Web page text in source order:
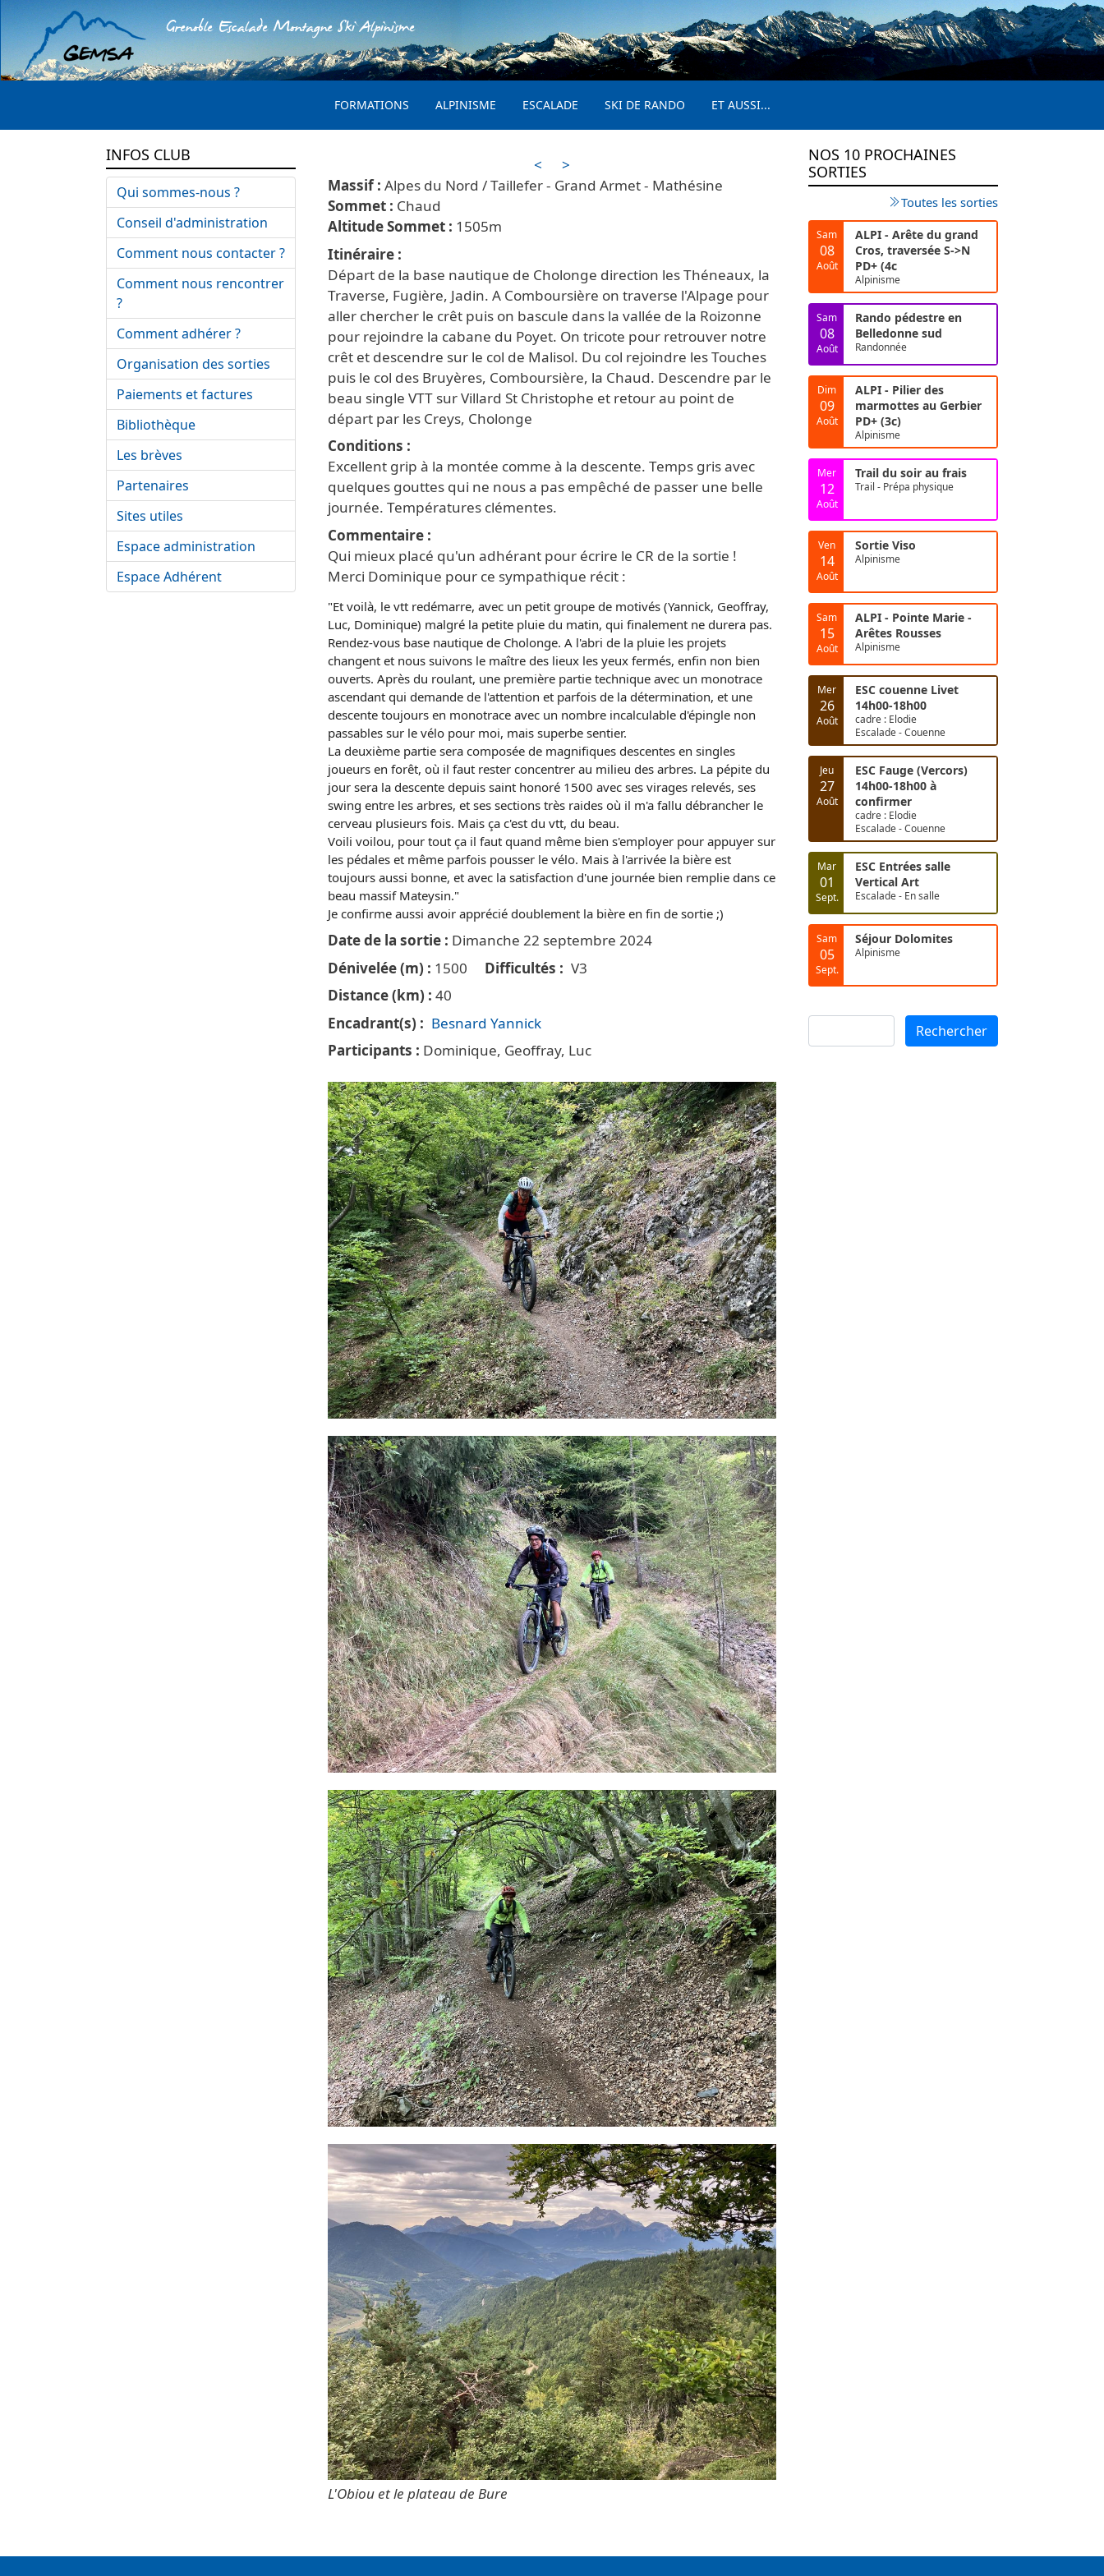
Aller au contenu principal
Grenoble Escalade Montagne Ski Alpinisme
FORMATIONS ALPINISME ESCALADE SKI DE RANDO ET AUSSI...
<
>
Alpes du Nord / Taillefer - Grand Armet - Mathésine
Chaud
1505
Itinéraire
Départ de la base nautique de Cholonge direction les Théneaux, la
Traverse, Fugière, Jadin. A Comboursière on traverse l'Alpage pour
aller chercher le crêt puis on bascule dans la vallée de la Roizonne
pour rejoindre la cabane du Poyet. On tricote pour retrouver notre
crêt et descendre sur le col de Malisol. Du col rejoindre les Touches
puis le col des Bruyères, Comboursière, la Chaud. Descendre par le
beau single VTT sur Villard St Christophe et retour au point de
départ par les Creys, Cholonge
Conditions
Excellent grip à la montée comme à la descente. Temps gris avec
quelques gouttes qui ne nous a pas empêché de passer une belle
journée. Températures clémentes.
Commentaire
Qui mieux placé qu'un adhérant pour écrire le CR de la sortie !
Merci Dominique pour ce sympathique récit :
"Et voilà, le vtt redémarre, avec un petit groupe de motivés (Yannick, Geoffray,
Luc, Dominique) malgré la petite pluie du matin, qui finalement ne durera pas.
Rendez-vous base nautique de Cholonge. A l'abri de la pluie les projets
changent et nous suivons le maître des lieux les yeux fermés, enfin non bien
ouverts. Après du roulant, une première partie technique avec un monotrace
ascendant qui demande de l'attention et parfois de la détermination, et une
descente toujours en monotrace avec un nombre incalculable d'épingle non
passables sur le vélo pour moi, mais superbe sentier.
La deuxième partie sera composée de magnifiques descentes en singles
joueurs en forêt, où il faut rester concentrer au milieu des arbres. La pépite du
jour sera la descente depuis saint honoré 1500 avec ses virages relevés, ses
swing entre les arbres, et ses sections très raides où il m'a fallu débrancher le
cerveau plusieurs fois. Mais ça c'est du vtt, du beau.
Voili voilou, pour tout ça il faut quand même bien s'employer pour appuyer sur
les pédales et même parfois pousser le vélo. Mais à l'arrivée la bière est
toujours aussi bonne, et avec la satisfaction d'une journée bien remplie dans ce
beau massif Mateysin."
Je confirme aussi avoir apprécié doublement la bière en fin de sortie ;)
Date de la sortie
Dimanche 22 septembre 2024
Dénivelée (m)
1500 Difficultés
V3
Distance (km)
40
Encadrant(s)
Besnard Yannick
Participants
Dominique, Geoffray, Luc
L'Obiou et le plateau de Bure
INFOS CLUB
Qui sommes-nous ?
Conseil d'administration
Comment nous contacter ?
Comment nous rencontrer
?
Comment adhérer ?
Organisation des sorties
Paiements et factures
Bibliothèque
Les brèves
Partenaires
Sites utiles
Espace administration
Espace Adhérent
NOS 10 PROCHAINES
SORTIES
Toutes les sorties
Sam
08
Août
ALPI - Arête du grand
Cros, traversée S->N
PD+ (4c
Alpinisme
Sam
08
Août
Rando pédestre en
Belledonne sud
Randonnée
Dim
09
Août
ALPI - Pilier des
marmottes au Gerbier
PD+ (3c)
Alpinisme
Mer
12
Août
Trail du soir au frais
Trail - Prépa physique
Ven
14
Août
Sortie Viso
Alpinisme
Sam
15
Août
ALPI - Pointe Marie -
Arêtes Rousses
Alpinisme
Mer
26
Août
ESC couenne Livet
14h00-18h00
cadre : Elodie
Escalade - Couenne
Jeu
27
Août
ESC Fauge (Vercors)
14h00-18h00 à
confirmer
cadre : Elodie
Escalade - Couenne
Mar
01
Sept.
ESC Entrées salle
Vertical Art
Escalade - En salle
Sam
05
Sept.
Séjour Dolomites
Alpinisme
Rechercher Rechercher